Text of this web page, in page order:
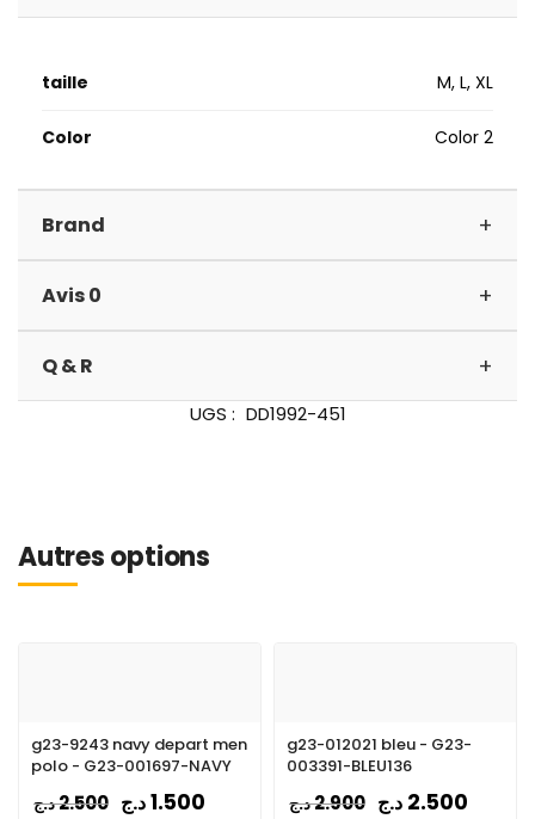
taille M, L, XL
Color Color 2
Brand +
Avis 0 +
Q & R +
UGS : DD1992-451
Autres options
g23-9243 navy depart men
polo - G23-001697-NAVY
2.500د.ج 1.500د.ج
g23-012021 bleu - G23-
003391-BLEU136
2.900د.ج 2.500 د.ج